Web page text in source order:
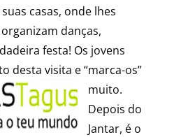
casas, onde lhes
danças,
festa! Os jovens
desta visita e “marca-os”
muito.
Depois do
Jantar, é o